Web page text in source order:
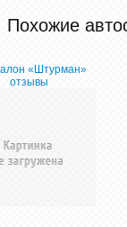
Похожие
«Штурман»
отзывы